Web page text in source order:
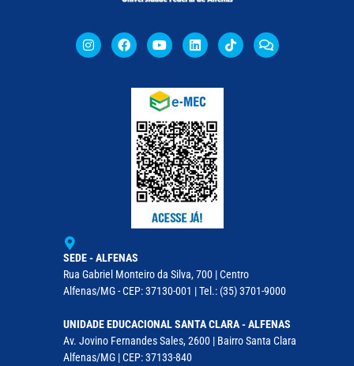
SEDE - ALFENAS
Rua Gabriel Monteiro da Silva, 700 | Centro
Alfenas/MG - CEP: 37130-001 | Tel.: (35) 3701-9000
UNIDADE EDUCACIONAL SANTA CLARA - ALFENAS
Av. Jovino Fernandes Sales, 2600 | Bairro Santa Clara
Alfenas/MG | CEP: 37133-840